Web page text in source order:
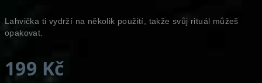
Lahvička ti vydrží na několik použití, takže svůj rituál můžeš
opakovat.
199 Kč